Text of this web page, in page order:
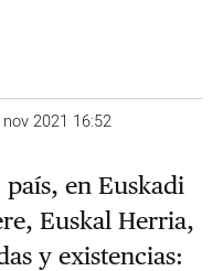
2021 16:52
en Euskadi
Euskal Herria,
y existencias: